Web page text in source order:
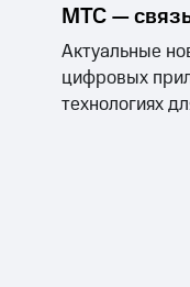
МТС —
Актуальные
цифровых
технологиях